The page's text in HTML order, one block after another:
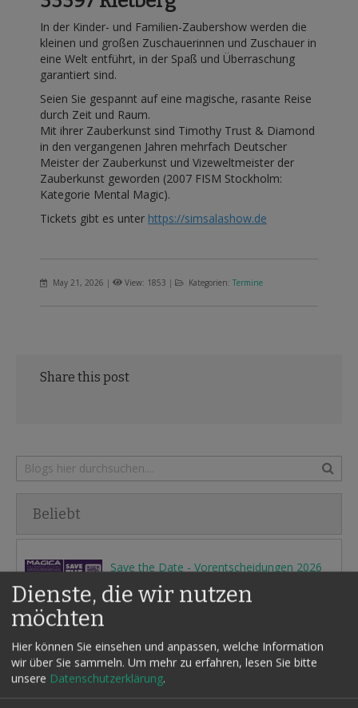
In der Kinder- und Familien-Zaubershow werden die
kleinen und großen Zuschauerinnen und Zuschauer in
eine Welt entführt, in der Spaß und Überraschung
garantiert sind.
Seien Sie gespannt auf eine magische, rasante Reise
durch Zeit und Raum.
Mit ihrer Zauberkunst sind Timothy Trust & Diamond
in den vergangenen Jahren mehrfach Deutscher
Meister der Zauberkunst und Vizeweltmeister der
Zauberkunst geworden (2007 FISM Stockholm:
Kategorie Mental Magic).
Tickets gibt es unter https://simsalashow.de
May 21, 2026 | View: 1853 | Kategorien: Termine
Share this post
Beliebt
Save the Date - Vorentscheidungen 2026
January 24, 2025
aladin - Fachzeitschrift des MRA
Dienste, die wir nutzen
möchten
Hier können Sie einsehen und anpassen, welche Information
wir über Sie sammeln. Um mehr zu erfahren, lesen Sie bitte
unsere Datenschutzerklärung.